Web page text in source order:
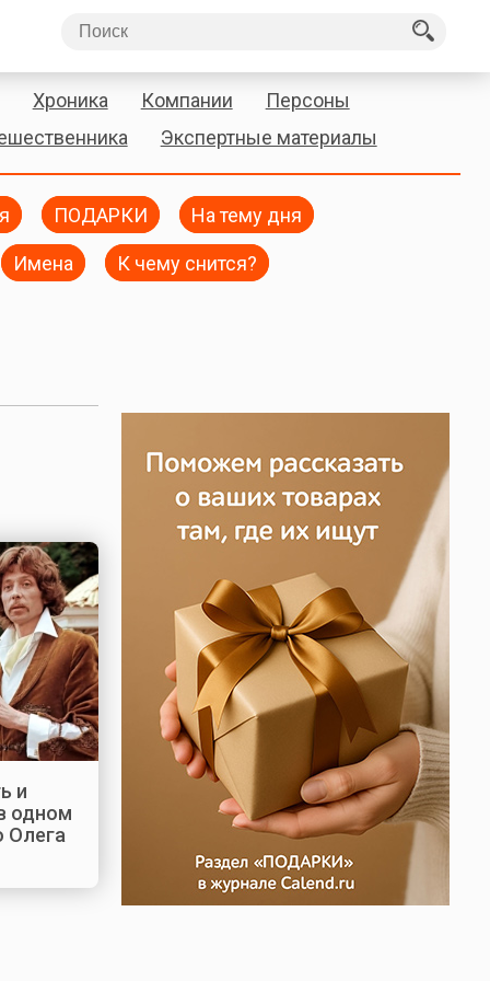
Хроника Компании
Персоны
Экспертные материалы
ПОДАРКИ На тему дня
Имена К чему снится?
и
одном
Олега